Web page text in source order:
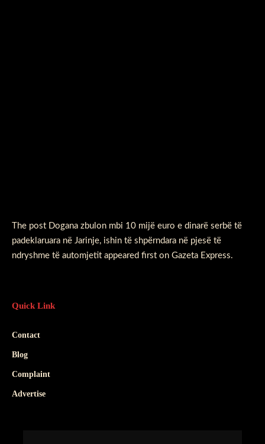
The post Dogana zbulon mbi 10 mijë euro e dinarë serbë të
padeklaruara në Jarinje, ishin të shpërndara në pjesë të
ndryshme të automjetit appeared first on Gazeta Express.
Quick Link
Contact
Blog
Complaint
Advertise